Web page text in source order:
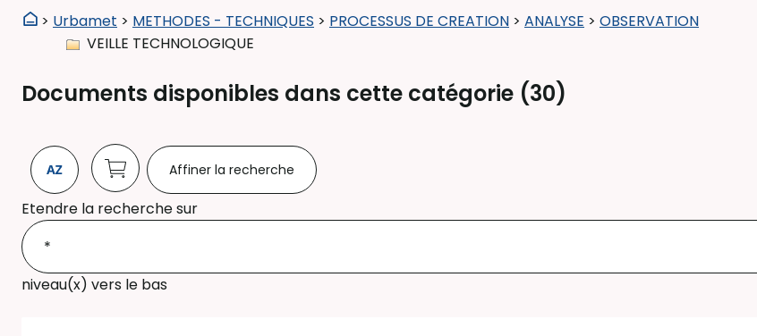
> Urbamet > METHODES - TECHNIQUES > PROCESSUS DE CREATION > ANALYSE > OBSERVATION
VEILLE TECHNOLOGIQUE
Documents disponibles dans cette catégorie (30)
Affiner la recherche
Etendre la recherche sur
niveau(x) vers le bas